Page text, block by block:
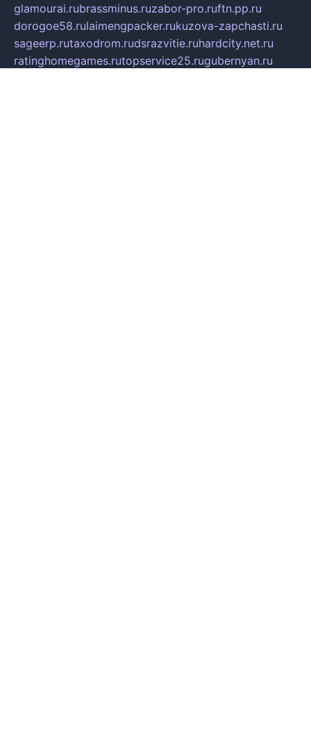
glamourai.rubrassminus.ruzabor-pro.ruftn.pp.ru
dorogoe58.rulaimengpacker.rukuzova-zapchasti.ru
sageerp.rutaxodrom.rudsrazvitie.ruhardcity.net.ru
ratinghomegames.rutopservice25.rugubernyan.ru